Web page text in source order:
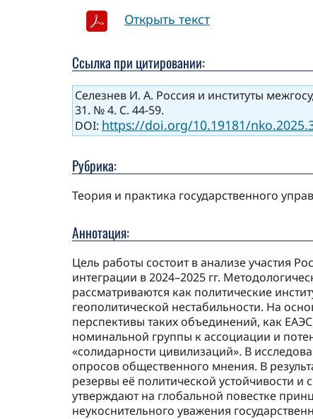
Открыть текст
Ссылка при цитировании:
Селезнев И. А. Россия и институты
31. № 4. С. 44-59.
DOI: https://doi.org/10.19181/
Рубрика:
Теория и практика государственного
Аннотация:
Цель работы состоит в анализе участия
интеграции в 2024–2025 гг.
рассматриваются как политические
геополитической нестабильности. На
перспективы таких объединений, как
номинальной группы к ассоциации и
«солидарности цивилизаций». В
опросов общественного мнения. В
резервы её политической устойчивости
утверждают на глобальной повестке
неукоснительного уважения